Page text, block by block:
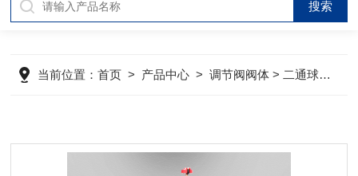
当前位置：首页 > 产品中心 >调节阀阀体 > 二通球墨铸铁蒸汽法兰阀